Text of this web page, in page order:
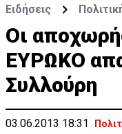
Ειδήσεις
Οι
ΕΥΡΩΚΟ
Συλλούρη
03.06.2013 18:31